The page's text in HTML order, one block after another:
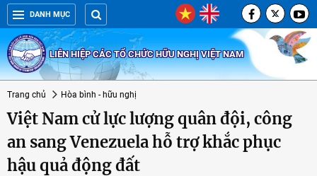
DANH MỤC
LIÊN HIỆP CÁC TỔ CHỨC HỮU NGHỊ VIỆT NAM
Trang chủ Hòa bình - hữu nghị
Việt Nam cử lực lượng quân đội, công
an sang Venezuela hỗ trợ khắc phục
hậu quả động đất